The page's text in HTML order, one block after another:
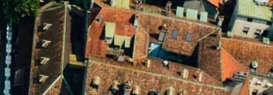
Lernen Sie die Küchenchefs mit ihrem
einzigartigen Talent kennen und lassen Sie sich
von ihrer immer innovativeren Küche
überraschen. Unvergessliche
Geschmackserlebnisse warten während Ihres
Aufenthalts in Genf auf Sie!